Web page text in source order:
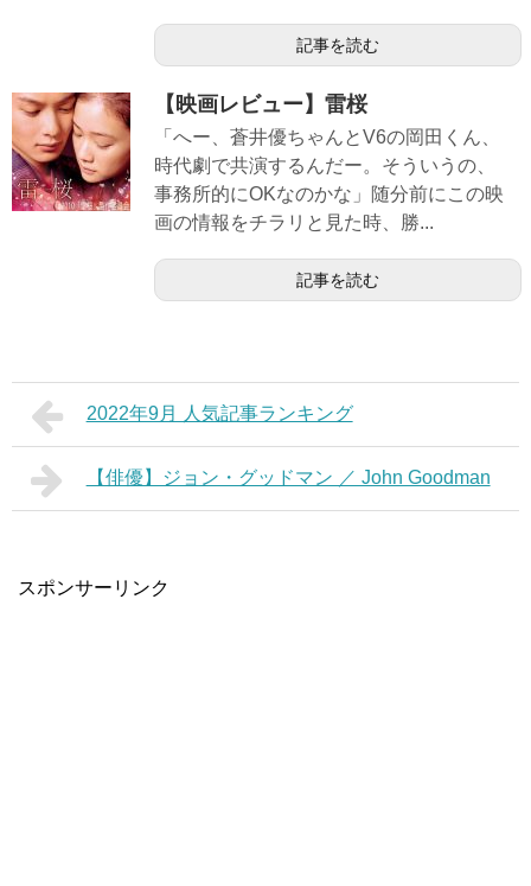
記事を読む
【映画レビュー】雷桜
「へー、蒼井優ちゃんとV6の岡田くん、
時代劇で共演するんだー。そういうの、
事務所的にOKなのかな」随分前にこの映
画の情報をチラリと見た時、勝...
記事を読む
2022年9月 人気記事ランキング
【俳優】ジョン・グッドマン ／ John Goodman
スポンサーリンク